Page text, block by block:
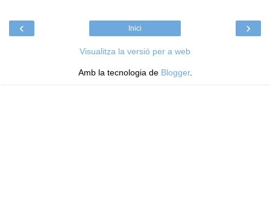
‹ ›
Inici
Visualitza la versió per a web
Amb la tecnologia de Blogger.